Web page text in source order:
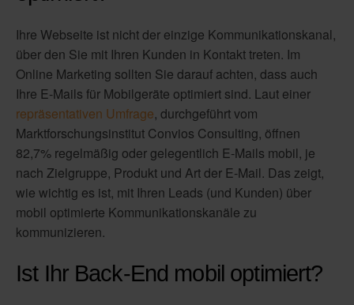
Ihre Webseite ist nicht der einzige Kommunikationskanal,
über den Sie mit Ihren Kunden in Kontakt treten. Im
Online Marketing sollten Sie darauf achten, dass auch
Ihre E-Mails für Mobilgeräte optimiert sind. Laut einer
repräsentativen Umfrage, durchgeführt vom
Marktforschungsinstitut Convios Consulting, öffnen
82,7% regelmäßig oder gelegentlich E-Mails mobil, je
nach Zielgruppe, Produkt und Art der E-Mail. Das zeigt,
wie wichtig es ist, mit Ihren Leads (und Kunden) über
mobil optimierte Kommunikationskanäle zu
kommunizieren.
Ist Ihr Back-End mobil optimiert?